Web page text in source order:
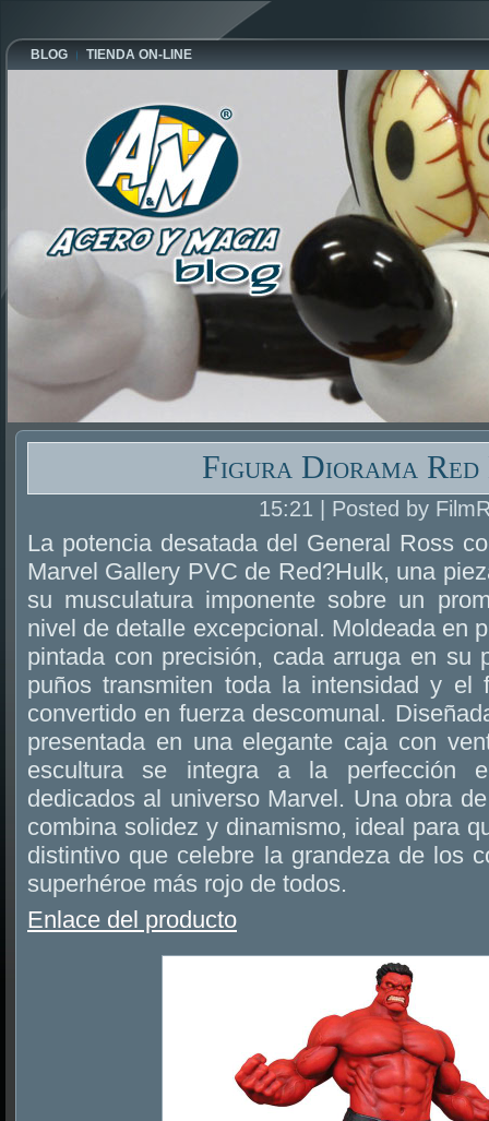
BLOG TIENDA ON-LINE
Figura Diorama
15:21 | Posted by
La potencia desatada del General Ross
Marvel Gallery PVC de Red?Hulk, una
su musculatura imponente sobre un
nivel de detalle excepcional. Moldeada en
pintada con precisión, cada arruga en su
puños transmiten toda la intensidad y el
convertido en fuerza descomunal.
presentada en una elegante caja con
escultura se integra a la perfección
dedicados al universo Marvel. Una obra
combina solidez y dinamismo, ideal para
distintivo que celebre la grandeza de los
superhéroe más rojo de todos.
Enlace del producto